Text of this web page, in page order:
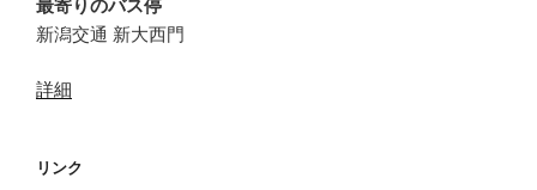
最寄りのバス停
新潟交通 新大西門
詳細
リンク